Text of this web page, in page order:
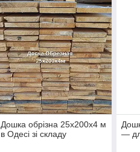
Дошка обрізна 25х200х4 м
в Одесі зі складу
—